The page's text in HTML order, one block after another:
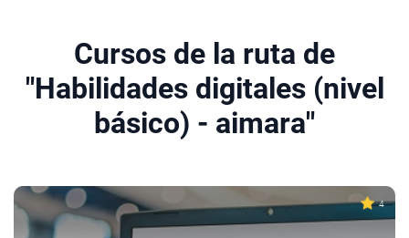
Cursos de la ruta de
"Habilidades digitales (nivel
básico) - aimara"
4